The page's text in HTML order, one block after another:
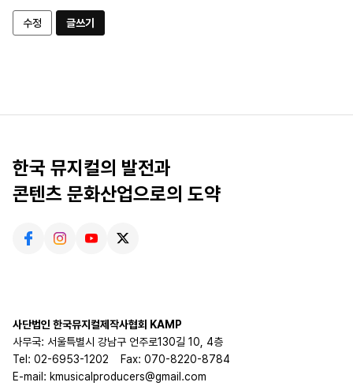
수정 글쓰기
한국 뮤지컬의 발전과
콘텐츠 문화산업으로의 도약
사단법인 한국뮤지컬제작사협회 KAMP
사무국: 서울특별시 강남구 언주로130길 10, 4층
Tel: 02-6953-1202
Fax: 070-8220-8784
E-mail: kmusicalproducers@gmail.com